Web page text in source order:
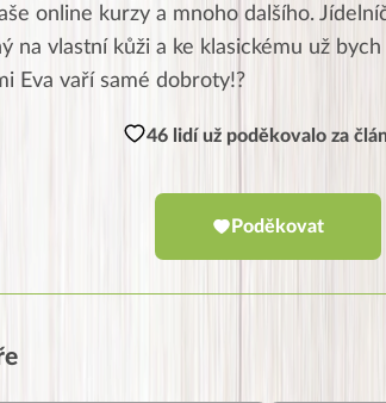
online kurzy a mnoho dalšího.
na vlastní kůži a ke klasickému už
Eva vaří samé dobroty!?
46 lidí už poděkovalo za
Poděkovat